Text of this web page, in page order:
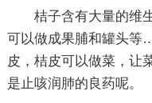
桔子含有大量的维
可以做成果脯和罐头
皮，桔皮可以做菜，让
是止咳润肺的良药呢。